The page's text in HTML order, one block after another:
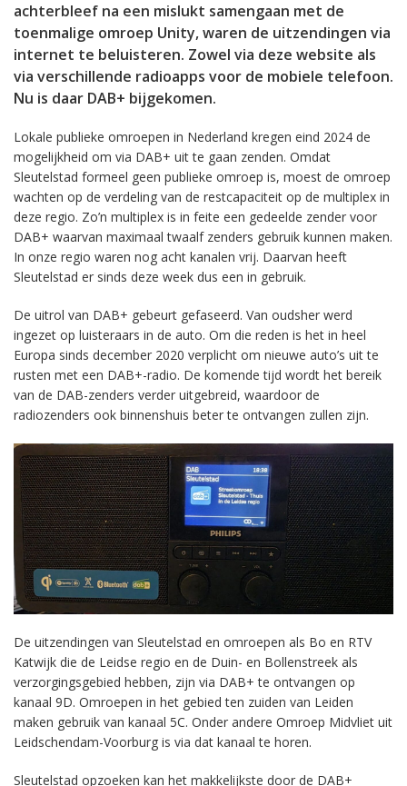
achterbleef na een mislukt samengaan met de
toenmalige omroep Unity, waren de uitzendingen via
internet te beluisteren. Zowel via deze website als
via verschillende radioapps voor de mobiele telefoon.
Nu is daar DAB+ bijgekomen.
Lokale publieke omroepen in Nederland kregen eind 2024 de
mogelijkheid om via DAB+ uit te gaan zenden. Omdat
Sleutelstad formeel geen publieke omroep is, moest de omroep
wachten op de verdeling van de restcapaciteit op de multiplex in
deze regio. Zo’n multiplex is in feite een gedeelde zender voor
DAB+ waarvan maximaal twaalf zenders gebruik kunnen maken.
In onze regio waren nog acht kanalen vrij. Daarvan heeft
Sleutelstad er sinds deze week dus een in gebruik.
De uitrol van DAB+ gebeurt gefaseerd. Van oudsher werd
ingezet op luisteraars in de auto. Om die reden is het in heel
Europa sinds december 2020 verplicht om nieuwe auto’s uit te
rusten met een DAB+-radio. De komende tijd wordt het bereik
van de DAB-zenders verder uitgebreid, waardoor de
radiozenders ook binnenshuis beter te ontvangen zullen zijn.
De uitzendingen van Sleutelstad en omroepen als Bo en RTV
Katwijk die de Leidse regio en de Duin- en Bollenstreek als
verzorgingsgebied hebben, zijn via DAB+ te ontvangen op
kanaal 9D. Omroepen in het gebied ten zuiden van Leiden
maken gebruik van kanaal 5C. Onder andere Omroep Midvliet uit
Leidschendam-Voorburg is via dat kanaal te horen.
Sleutelstad opzoeken kan het makkelijkste door de DAB+